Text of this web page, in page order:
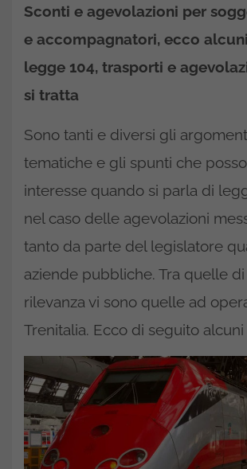
Sconti e agevolazioni per
e accompagnatori, ecco
legge 104, trasporti e
si tratta
Sono tanti e diversi gli
tematiche e gli spunti che
interesse quando si parla di
nel caso delle agevolazioni
tanto da parte del legislatore
aziende pubbliche. Tra quelle
rilevanza vi sono quelle ad
Trenitalia. Ecco di seguito